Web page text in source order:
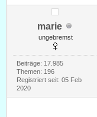
marie
ungebremst
Beiträge: 17.985
Themen: 196
Registriert seit: 05 Feb
2020